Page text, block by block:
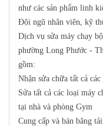
như các sản phẩm linh
Đội ngũ nhân viên, kỹ
Dịch vụ sửa máy chạy
phường Long Phước -
gồm:
Nhận sửa chữa tất cả
Sửa tất cả các loại máy
tại nhà và phòng Gym
Cung cấp và bán băng